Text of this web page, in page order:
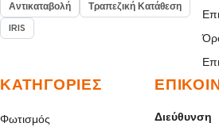
Αντικαταβολή
Τραπεζική Κατάθεση
IRIS
ΚΑΤΗΓΟΡΊΕΣ
Φωτισμός
Διεύθυνση